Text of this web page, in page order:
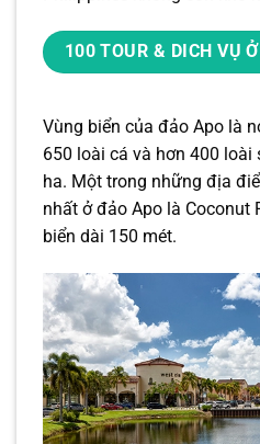
100 TOUR & DICH VỤ
Vùng biển của đảo Apo là
650 loài cá và hơn 400 loài
ha. Một trong những địa
nhất ở đảo Apo là Coconut
biển dài 150 mét.